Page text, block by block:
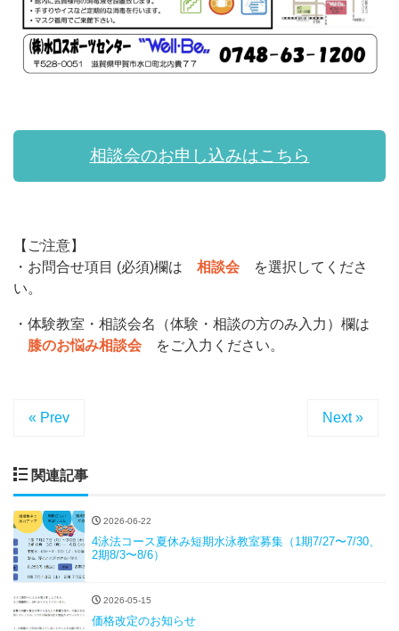
相談会のお申し込みはこちら
【ご注意】
・お問合せ項目 (必須)欄は 相談会 を選択してくださ
い。
・体験教室・相談会名（体験・相談の方のみ入力）欄は
膝のお悩み相談会 をご入力ください。
« Prev Next »
関連記事
2026-06-22
4泳法コース夏休み短期水泳教室募集（1期7/27〜7/30、
2期8/3〜8/6）
2026-05-15
価格改定のお知らせ